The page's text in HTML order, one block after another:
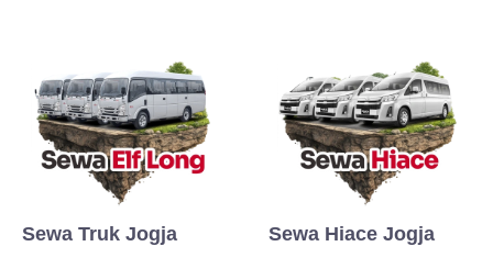
Sewa Truk Jogja Sewa Hiace Jogja